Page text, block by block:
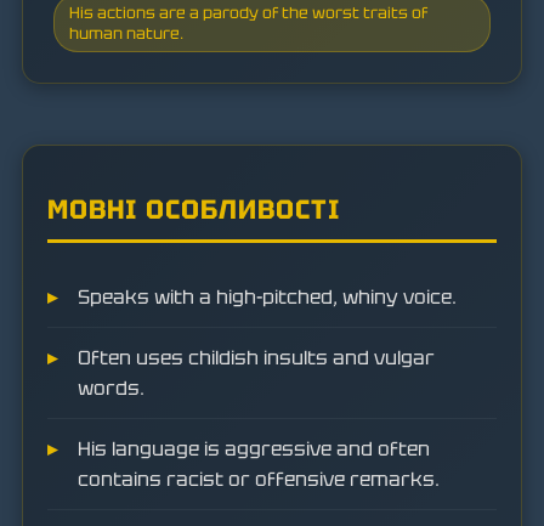
His actions are a parody of the worst traits of
human nature.
МОВНІ ОСОБЛИВОСТІ
Speaks with a high-pitched, whiny voice.
Often uses childish insults and vulgar
words.
His language is aggressive and often
contains racist or offensive remarks.